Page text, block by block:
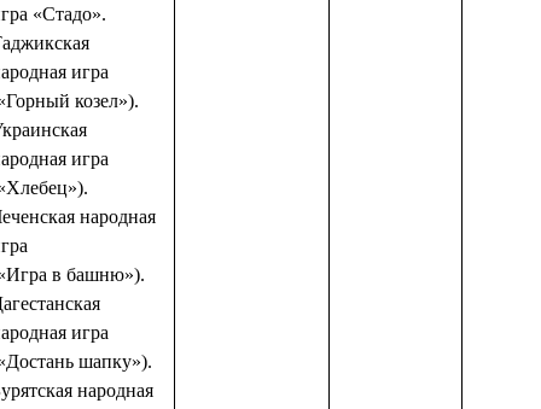
«Стадо».
игра
козел»).
игра
народная
в башню»).
игра
шапку»).
народная